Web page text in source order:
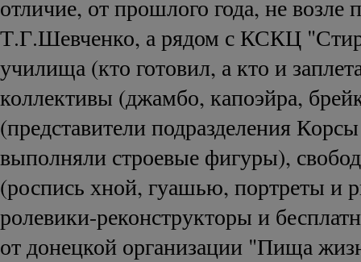
отличие, от прошлого года, не возле
Т.Г.Шевченко, а рядом с КСКЦ
училища (кто готовил, а кто и
коллективы (джамбо, капоэйра,
(представители подразделения
выполняли строевые фигуры),
(роспись хной, гуашью, портреты и
ролевики-реконструкторы и
от донецкой организации "Пища